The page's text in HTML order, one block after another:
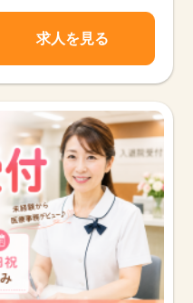
求人を見る